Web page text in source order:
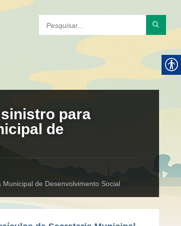
para
de
de Desenvolvimento Social